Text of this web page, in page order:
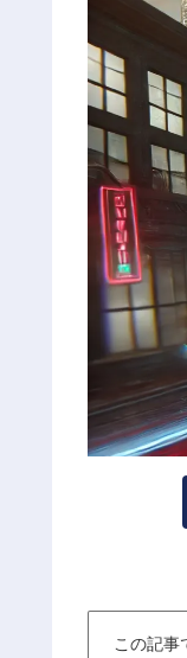
この記事